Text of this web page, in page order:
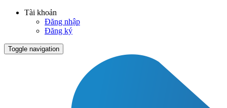
Tài khoản
Đăng nhập
Đăng ký
Toggle navigation